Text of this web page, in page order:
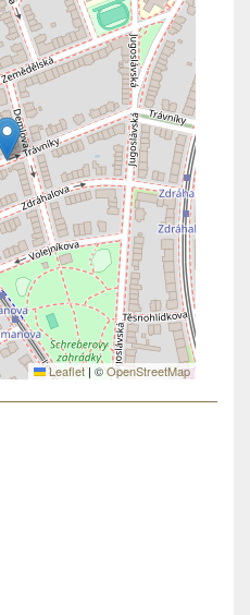
Leaflet| ©OpenStreetMap